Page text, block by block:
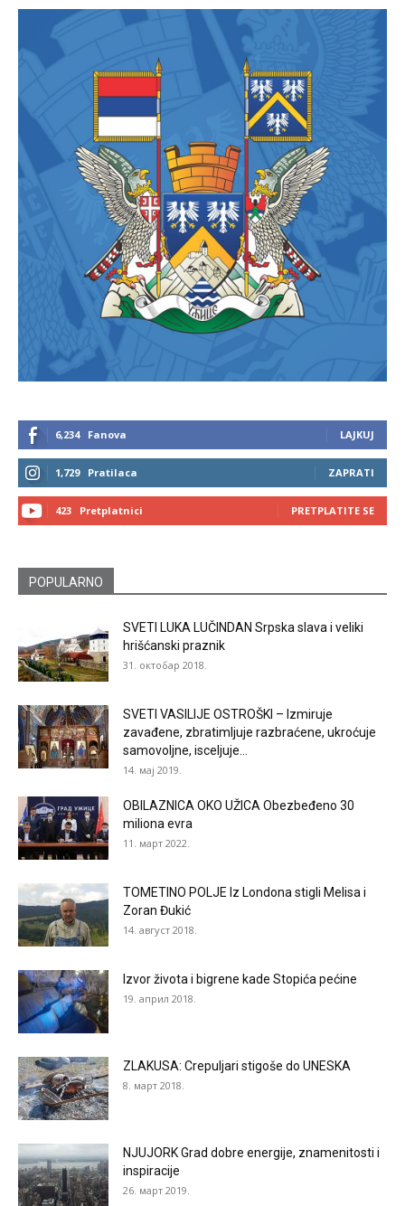
6,234 Fanova LAJKUJ
1,729 Pratilaca ZAPRATI
423 Pretplatnici PRETPLATITE SE
POPULARNO
SVETI LUKA LUČINDAN Srpska slava i veliki
hrišćanski praznik
31. октобар 2018.
SVETI VASILIJE OSTROŠKI – Izmiruje
zavađene, zbratimljuje razbraćene, ukroćuje
samovoljne, isceljuje...
14. мај 2019.
OBILAZNICA OKO UŽICA Obezbeđeno 30
miliona evra
11. март 2022.
TOMETINO POLJE Iz Londona stigli Melisa i
Zoran Đukić
14. август 2018.
Izvor života i bigrene kade Stopića pećine
19. април 2018.
ZLAKUSA: Crepuljari stigoše do UNESKA
8. март 2018.
NJUJORK Grad dobre energije, znamenitosti i
inspiracije
26. март 2019.